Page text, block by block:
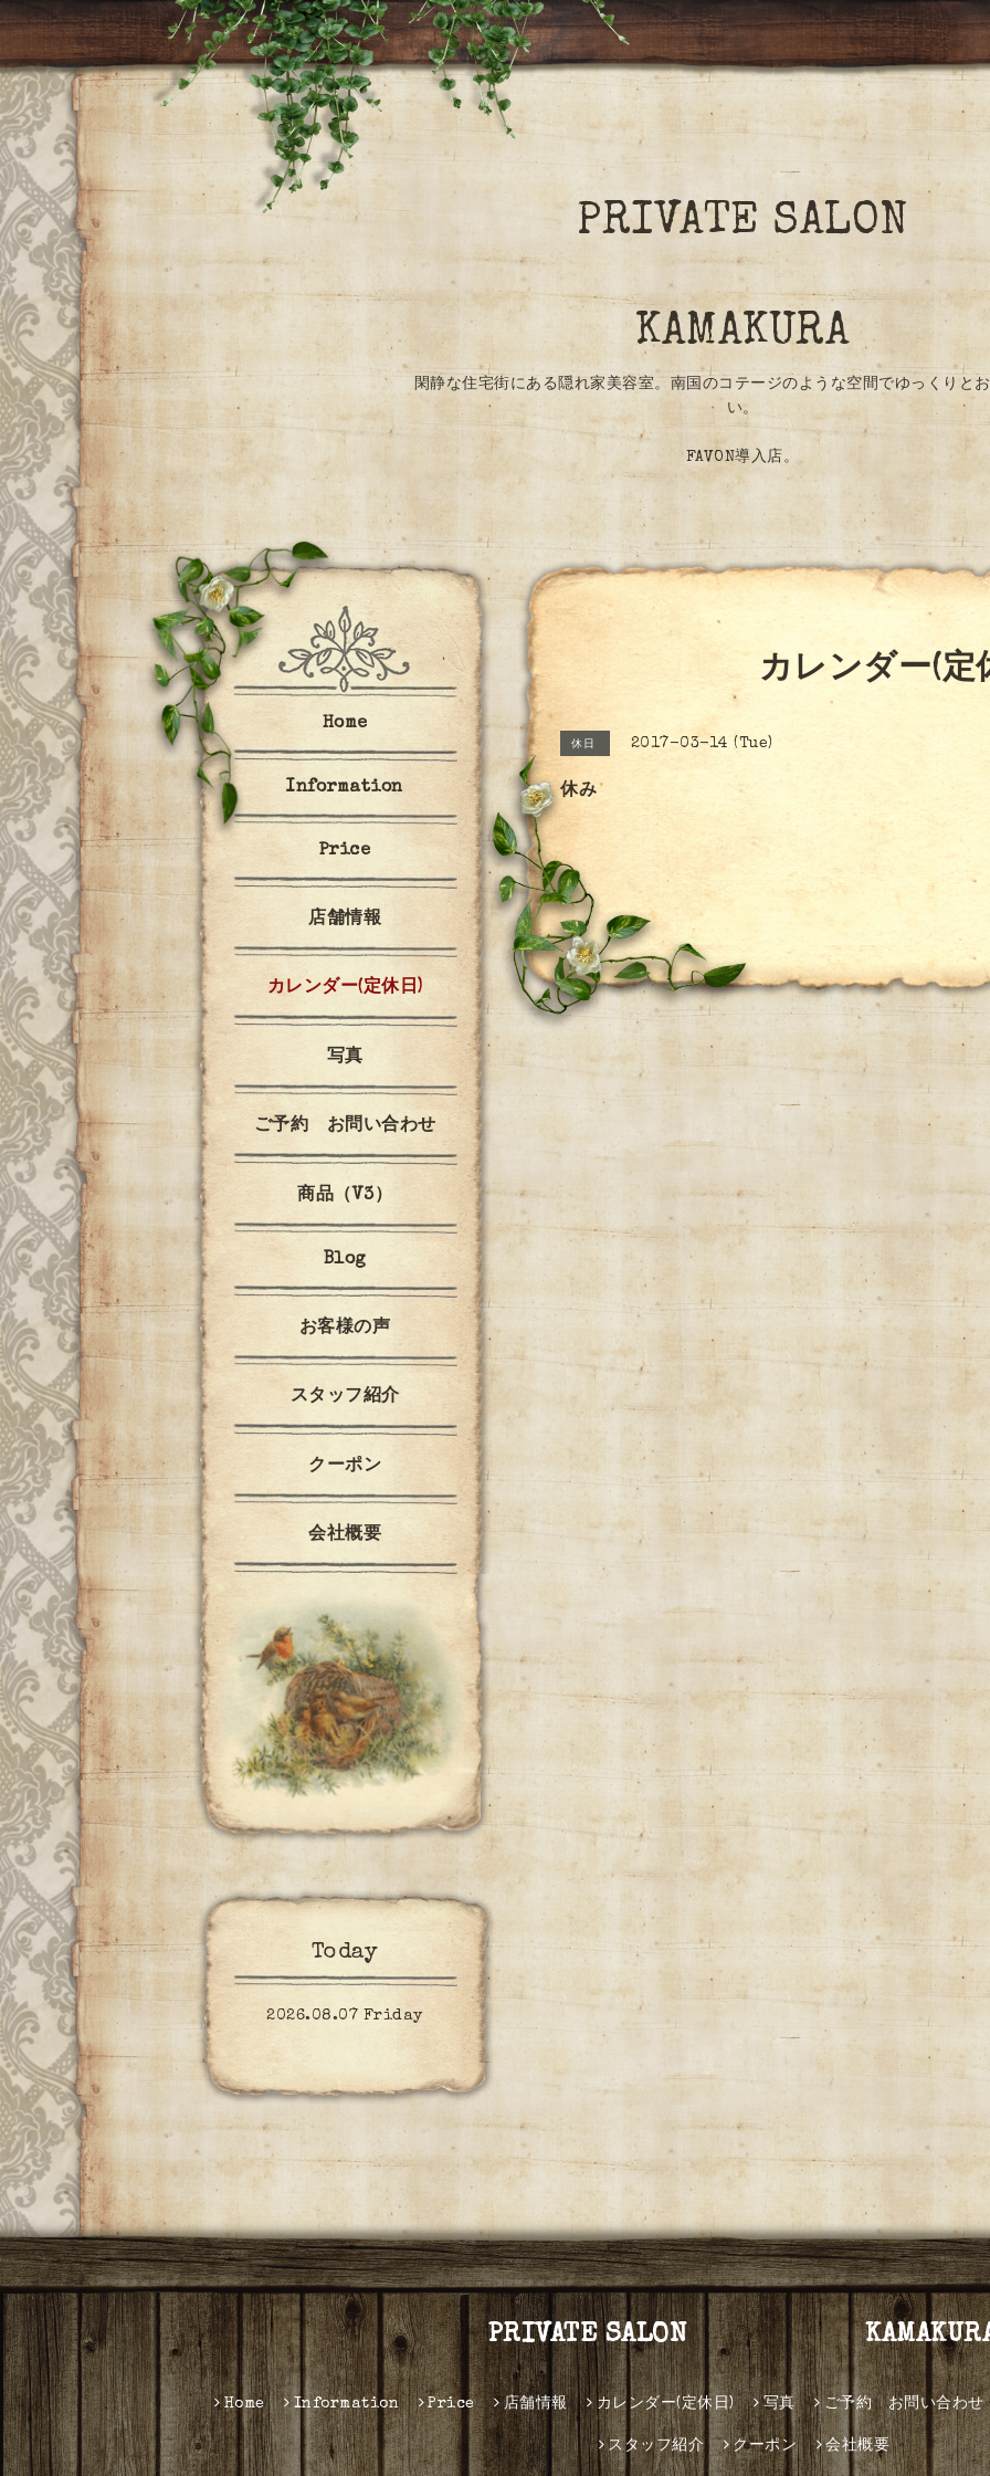
PRIVATE SALON
KAMAKURA
閑静な住宅街にある隠れ家美容室。南国のコテージのような空間でゆっくりと
い。
FAVON導入店。
カレンダー(定
休日 2017-03-14 (Tue)
休み
Home
Information
Price
店舗情報
カレンダー(定休日)
写真
ご予約 お問い合わせ
商品（V3）
Blog
お客様の声
スタッフ紹介
クーポン
会社概要
Today
2026.08.07 Friday
PRIVATE SALON
Home Information Price 店舗情報 カレンダー(定休日) 写真 ご予約 お問い合わせ
スタッフ紹介 クーポン 会社概要